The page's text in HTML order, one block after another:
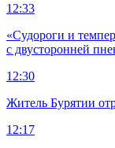
12:33
«Судороги и
с двусторонней
12:30
Житель Бурятии
12:17